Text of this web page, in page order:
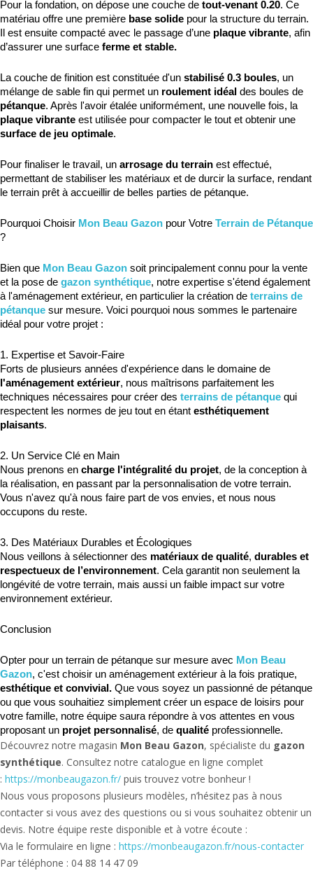
Pour la fondation, on dépose une couche de tout-venant 0.20. Ce
matériau offre une première base solide pour la structure du terrain.
Il est ensuite compacté avec le passage d’une plaque vibrante, afin
d’assurer une surface ferme et stable.
La couche de finition est constituée d'un stabilisé 0.3 boules, un
mélange de sable fin qui permet un roulement idéal
pétanque
plaque vibrante
surface de jeu optimale.
Pour finaliser le travail, un arrosage du terrain est effectué,
permettant de stabiliser les matériaux et de durcir la surface, rendant
le terrain prêt à accueillir de belles parties de pétanque.
Pourquoi Choisir Mon Beau Gazon pour Votre Terrain de Pétanque
?
Bien que Mon Beau Gazon soit principalement connu pour la vente
et la pose de gazon synthétique, notre expertise s'étend également
à l'aménagement extérieur, en particulier la création de terrains de
pétanque sur mesure. Voici pourquoi nous sommes le partenaire
idéal pour votre projet :
1. Expertise et Savoir-Faire
l'aménagement extérieur, nous maîtrisons parfaitement les
techniques nécessaires pour créer des terrains de pétanque qui
respectent les normes de jeu tout en étant esthétiquement
plaisants.
2. Un Service Clé en Main
Nous prenons en charge l'intégralité du projet, de la conception à
la réalisation, en passant par la personnalisation de votre terrain.
Vous n'avez qu'à nous faire part de vos envies, et nous nous
occupons du reste.
3. Des Matériaux Durables et Écologiques
Nous veillons à sélectionner des matériaux de qualité, durables et
respectueux de l’environnement. Cela garantit non seulement la
longévité de votre terrain, mais aussi un faible impact sur votre
environnement extérieur.
Conclusion
Opter pour un terrain de pétanque sur mesure avec Mon Beau
Gazon
esthétique et convivial. Que vous soyez un passionné de pétanque
ou que vous souhaitiez simplement créer un espace de loisirs pour
votre famille, notre équipe saura répondre à vos attentes en vous
proposant un projet personnalisé, de qualité professionnelle.
Découvrez notre magasin Mon Beau Gazon, spécialiste du gazon
synthétique. Consultez notre catalogue en ligne complet
: https://monbeaugazon.fr/ puis trouvez votre bonheur !
Nous vous proposons plusieurs modèles, n’hésitez pas à nous
contacter si vous avez des questions ou si vous souhaitez obtenir un
devis. Notre équipe reste disponible et à votre écoute :
Via le formulaire en ligne : https://monbeaugazon.fr/nous-contacter
Par téléphone : 04 88 14 47 09